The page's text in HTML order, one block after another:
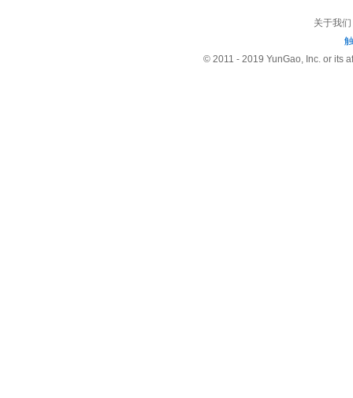
关于我们
© 2011 - 2019 YunGao, Inc. or its